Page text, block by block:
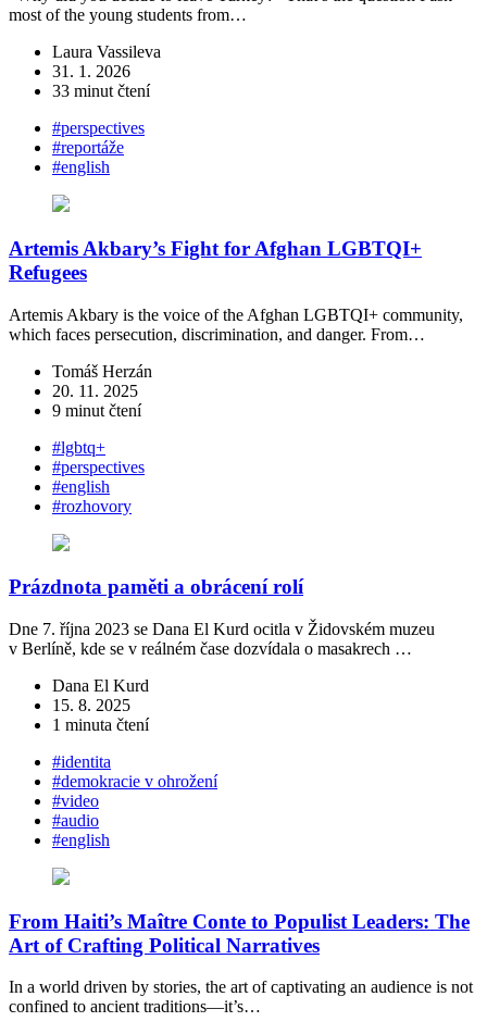
most of the young students from…
Laura Vassileva
31. 1. 2026
33 minut čtení
#perspectives
#reportáže
#english
Artemis Akbary’s Fight for Afghan LGBTQI+
Refugees
Artemis Akbary is the voice of the Afghan LGBTQI+ community,
which faces persecution, discrimination, and danger. From…
Tomáš Herzán
20. 11. 2025
9 minut čtení
#lgbtq+
#perspectives
#english
#rozhovory
Prázdnota paměti a obrácení rolí
Dne 7. října 2023 se Dana El Kurd ocitla v Židovském muzeu
v Berlíně, kde se v reálném čase dozvídala o masakrech …
Dana El Kurd
15. 8. 2025
1 minuta čtení
#identita
#demokracie v ohrožení
#video
#audio
#english
From Haiti’s Maître Conte to Populist Leaders: The
Art of Crafting Political Narratives
In a world driven by stories, the art of captivating an audience is not
confined to ancient traditions—it’s…